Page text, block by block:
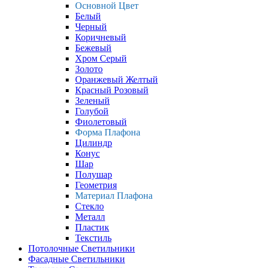
Основной Цвет
Белый
Черный
Коричневый
Бежевый
Хром Серый
Золото
Оранжевый Желтый
Красный Розовый
Зеленый
Голубой
Фиолетовый
Форма Плафона
Цилиндр
Конус
Шар
Полушар
Геометрия
Материал Плафона
Стекло
Металл
Пластик
Текстиль
Потолочные Светильники
Фасадные Светильники